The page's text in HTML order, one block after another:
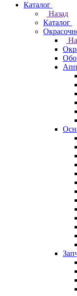
Каталог
Назад
Каталог